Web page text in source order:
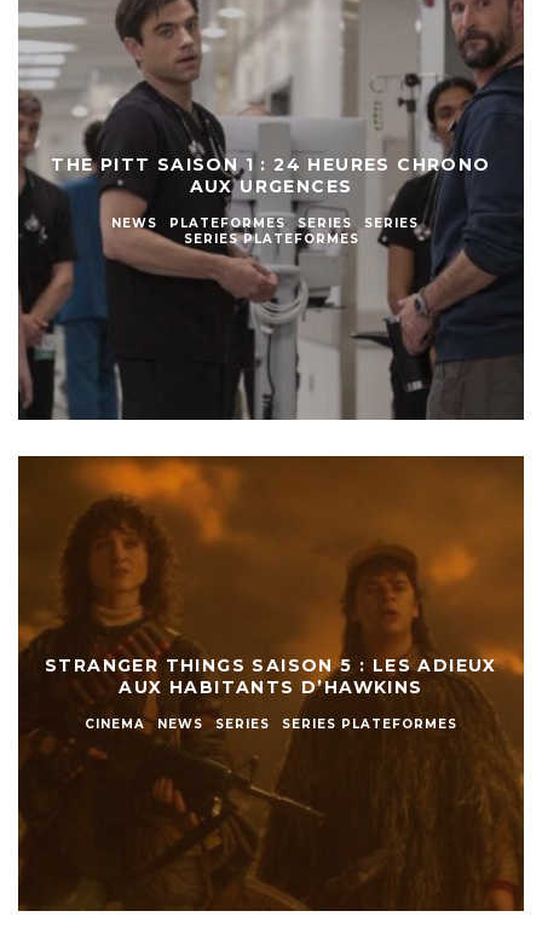
THE PITT SAISON 1 : 24 HEURES CHRONO
AUX URGENCES
NEWS PLATEFORMES SERIES
SERIES
SERIES PLATEFORMES
STRANGER THINGS SAISON 5 : LES ADIEUX
AUX HABITANTS D’HAWKINS
CINEMA NEWS SERIES SERIES PLATEFORMES